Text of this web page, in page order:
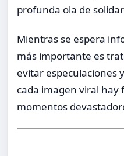
profunda ola de
Mientras se espera
más importante es
evitar especulaciones
cada imagen viral
momentos